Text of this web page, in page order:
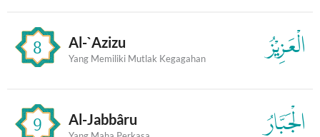
8 Al-`Azizu
Yang Memiliki Mutlak Kegagahan الْعَزِيْزُ
9 Al-Jabbâru الْجَبَّارُ